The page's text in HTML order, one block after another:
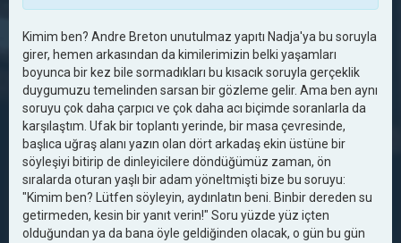
Kimim ben? Andre Breton unutulmaz yapıtı Nadja'ya bu soruyla
girer, hemen arkasından da kimilerimizin belki yaşamları
boyunca bir kez bile sormadıkları bu kısacık soruyla gerçeklik
duygumuzu temelinden sarsan bir gözleme gelir. Ama ben aynı
soruyu çok daha çarpıcı ve çok daha acı biçimde soranlarla da
karşılaştım. Ufak bir toplantı yerinde, bir masa çevresinde,
başlıca uğraş alanı yazın olan dört arkadaş ekin üstüne bir
söyleşiyi bitirip de dinleyicilere döndüğümüz zaman, ön
sıralarda oturan yaşlı bir adam yöneltmişti bize bu soruyu:
"Kimim ben? Lütfen söyleyin, aydınlatın beni. Binbir dereden su
getirmeden, kesin bir yanıt verin!" Soru yüzde yüz içten
olduğundan ya da bana öyle geldiğinden olacak, o gün bu gün